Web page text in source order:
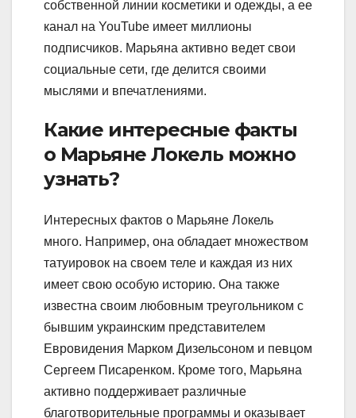
собственной линии косметики и одежды, а ее
канал на YouTube имеет миллионы
подписчиков. Марьяна активно ведет свои
социальные сети, где делится своими
мыслями и впечатлениями.
Какие интересные факты
о Марьяне Локель можно
узнать?
Интересных фактов о Марьяне Локель
много. Например, она обладает множеством
татуировок на своем теле и каждая из них
имеет свою особую историю. Она также
известна своим любовным треугольником с
бывшим украинским представителем
Евровидения Марком Дизельсоном и певцом
Сергеем Писаренком. Кроме того, Марьяна
активно поддерживает различные
благотворительные программы и оказывает